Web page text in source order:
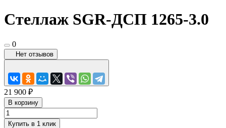
Стеллаж SGR-ДСП 1265-3.0
0
Нет отзывов
21 900 ₽
В корзину
Купить в 1 клик